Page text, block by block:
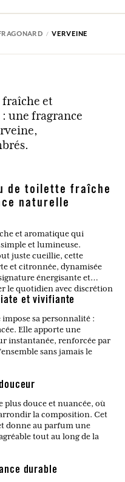
VERVEINE
fraîche et
une fragrance
de toilette fraîche
naturelle
et aromatique qui
et lumineuse.
juste cueillie, cette
et citronnée, dynamisée
énergisante et
le quotidien avec discrétion
et vivifiante
sa personnalité :
Elle apporte une
instantanée, renforcée par
sans jamais le
plus douce et nuancée, où
la composition. Cet
donne au parfum une
tout au long de la
durable